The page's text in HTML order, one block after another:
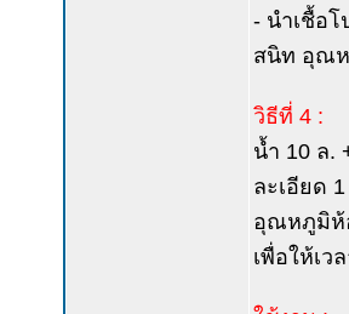
- นำเชื้อ
สนิท อุณห
วิธีที่ 4 :
น้ำ 10 ล.
ละเอียด
อุณหภูมิห้
เพื่อให้เ